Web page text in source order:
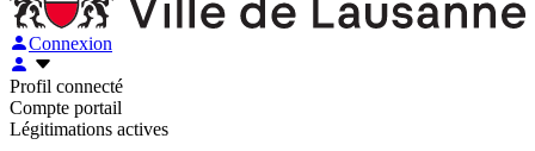
Connexion
Profil connecté
Compte portail
Légitimations actives